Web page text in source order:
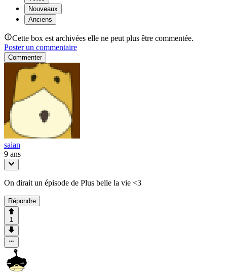
Nouveaux
Anciens
Cette box est archivées elle ne peut plus être commentée.
Poster un commentaire
Commenter
saian
9 ans
On dirait un épisode de Plus belle la vie <3
Répondre
1